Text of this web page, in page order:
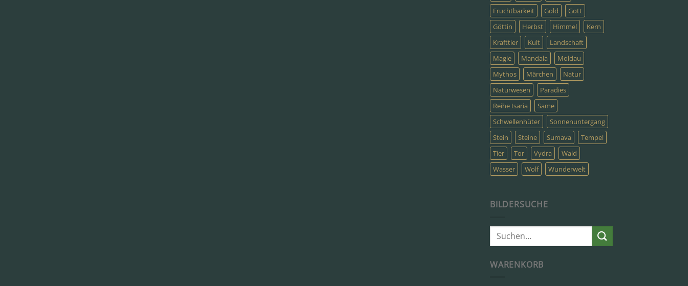
Fruchtbarkeit
Gold
Gott
Göttin
Herbst Himmel
Kern
Krafttier
Kult
Landschaft
Magie
Mandala
Moldau
Mythos
Märchen
Natur
Naturwesen
Paradies
Reihe Isaria
Same
Schwellenhüter
Sonnenuntergang
Stein
Steine Sumava
Tempel
Tier
Tor Vydra
Wald
Wasser
Wolf Wunderwelt
BILDERSUCHE
Suche
WARENKORB